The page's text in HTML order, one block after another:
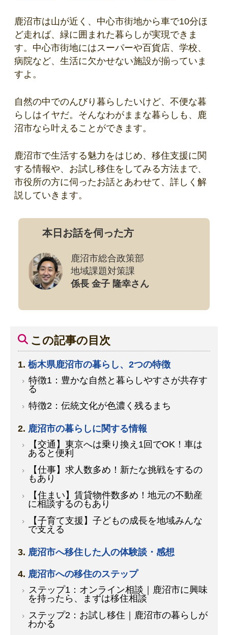
鹿沼市は山が近く、中心市街地から車で10分ほ
ど走れば、緑に囲まれた暮らしが実現できま
す。中心市街地にはスーパーや百貨店、学校、
病院など、生活に欠かせない施設が揃っていま
すよ。
自然の中でのんびり暮らしたいけど、不便な暮
らしはイヤだ。そんなわがままな暮らしも、鹿
沼市なら叶えることができます。
鹿沼市で生活する魅力をはじめ、移住支援に関
する情報や、お試し移住をしてみる方法まで、
市役所の方に伺ったお話とあわせて、詳しく解
説していきます。
本日お話を伺った方
鹿沼市総合政策部
地域課題対策課
係長 金子 隆幸さん
この記事の目次
栃木県鹿沼市の暮らし、2つの特徴
特徴1：豊かな自然と暮らしやすさが共存す
る
特徴2：伝統文化が色濃く残るまち
鹿沼市の暮らしに関する情報
【交通】東京へは乗り換え1回でOK！車は
あると便利
【仕事】求人数多め！新たな挑戦をするの
もあり
【住まい】賃貸物件数多め！地元の不動産
に相談するのもあり
【子育て支援】子どもの成長を地域みんな
で支える
鹿沼市へ移住した人の体験談・感想
鹿沼市への移住のステップ
ステップ1：オンライン相談｜鹿沼市に興味
を持ったら、まずは移住相談
ステップ2：お試し移住｜鹿沼市の暮らしが
わかる